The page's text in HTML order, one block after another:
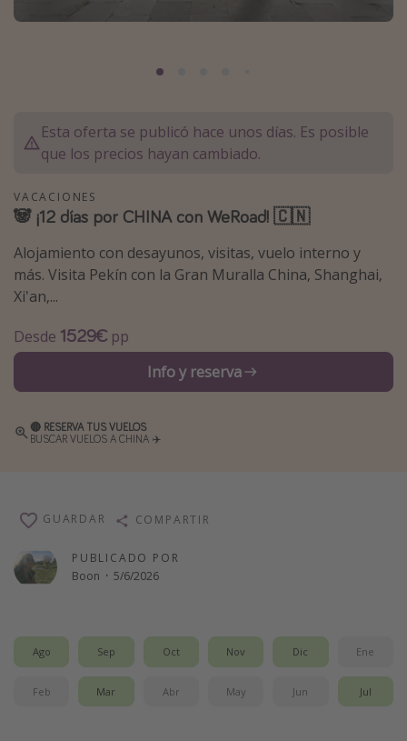
Marruecos
Maldivas
Albania
Inspiración para viajes
Camping
Glamping
Viajar sola como mujer
Ofertas para Vacaciones Activas
Vacaciones de Playa
Trabajar en el extranjero
Hoteles más hot de España
Guía de equipaje de mano
Parques de atracciones
Esta oferta se publicó hace unos días. Es posible
que los precios hayan cambiado.
VACACIONES
🐼 ¡12 días por CHINA con WeRoad! 🇨🇳
Alojamiento con desayunos, visitas, vuelo interno y
más. Visita Pekín con la Gran Muralla China, Shanghai,
Xi'an,...
Desde 1529€ pp
Info y reserva
🔴 RESERVA TUS VUELOS
BUSCAR VUELOS A CHINA ✈️
PUBLICADO POR
Boon · 5/6/2026
GUARDAR COMPARTIR
Ago Sep Oct Nov Dic Ene
Feb Mar Abr May Jun Jul